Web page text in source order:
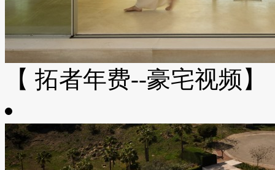
【 拓者年费--豪宅视频】